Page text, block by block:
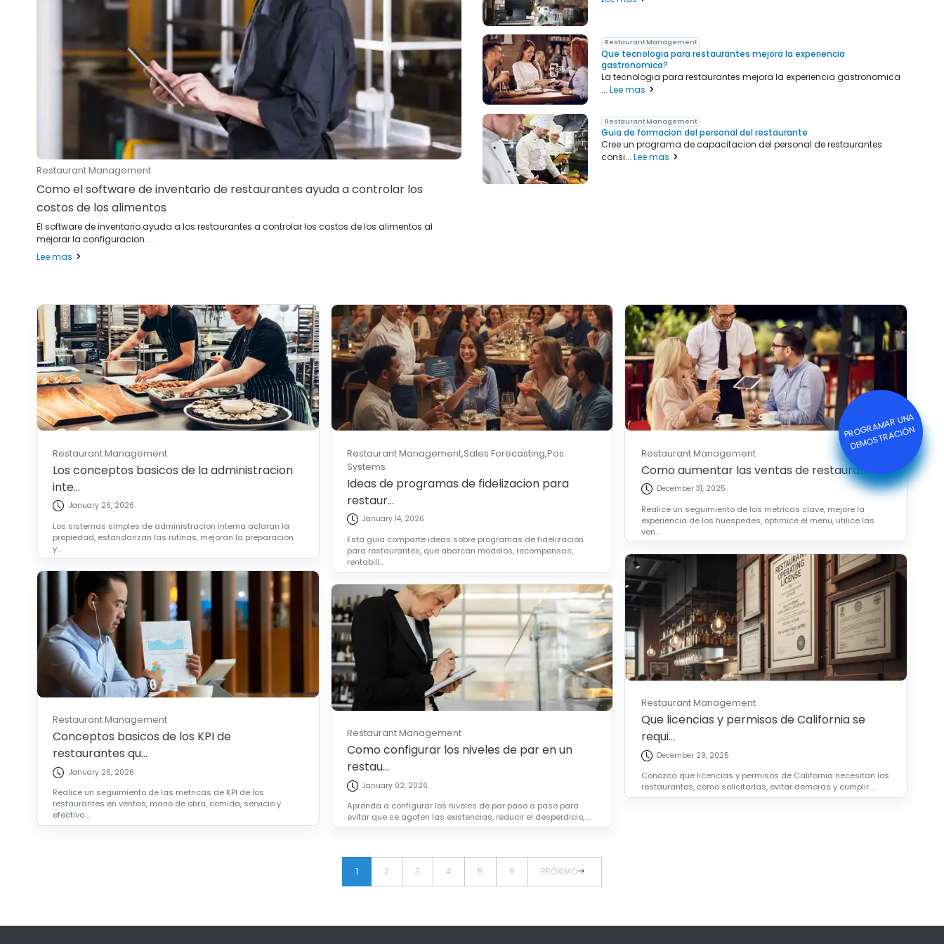
Restaurant Management
Como el software de inventario de restaurantes ayuda a controlar los
costos de los alimentos
El software de inventario ayuda a los restaurantes a controlar los costos de los alimentos al
mejorar la configuracion ...
Lee mas
Restaurant Management
Que tecnologia para restaurantes mejora la experiencia
gastronomica?
La tecnologia para restaurantes mejora la experiencia gastronomica
...Lee mas
Restaurant Management
Guia de formacion del personal del restaurante
Cree un programa de capacitacion del personal de restaurantes
consi...Lee mas
Restaurant Management
Los conceptos basicos de la administracion
inte...
January 26, 2026
Los sistemas simples de administracion interna aclaran la
propiedad, estandarizan las rutinas, mejoran la preparacion
y...
Restaurant Management
Conceptos basicos de los KPI de
restaurantes qu...
January 26, 2026
Realice un seguimiento de las metricas de KPI de los
restaurantes en ventas, mano de obra, comida, servicio y
efectivo ...
Restaurant Management,sales Forecasting,pos
Systems
Ideas de programas de fidelizacion para
restaur...
January 14, 2026
Esta guia comparte ideas sobre programas de fidelizacion
para restaurantes, que abarcan modelos, recompensas,
rentabili...
Restaurant Management
Como configurar los niveles de par en un
restau...
January 02, 2026
Aprenda a configurar los niveles de par paso a paso para
evitar que se agoten las existencias, reducir el desperdicio, ...
Restaurant Management
Como aumentar las ventas de restaurantes
December 31, 2025
Realice un seguimiento de las metricas clave, mejore la
experiencia de los huespedes, optimice el menu, utilice las
ven...
Restaurant Management
Que licencias y permisos de California se
requi...
December 29, 2025
Conozca que licencias y permisos de California necesitan los
restaurantes, como solicitarlas, evitar demoras y cumplir ...
1 2 3 4 5 6 PRÓXIMO
P
R
O
G
R
A
M
A
R
U
N
A
DE
M
O
ST
R
A
CI
Ó
N